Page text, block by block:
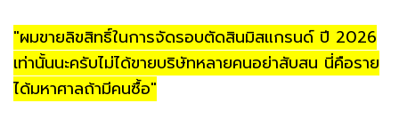
"ผมขายลิขสิทธิ์ในการจัดรอบตัดสินมิสแกรนด์ ปี 2026
เท่านั้นนะครับไม่ได้ขายบริษัทหลายคนอย่าสับสน นี่คือราย
ได้มหาศาลถ้ามีคนซื้อ"